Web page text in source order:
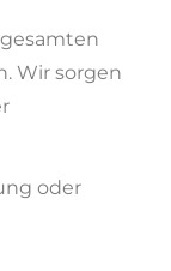
Wir sorgen
oder